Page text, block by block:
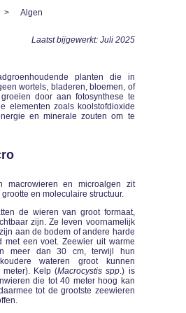
Algen
Laatst bijgewerkt: Juli 2025
planten die in
wortels, bladeren, bloemen, of
door aan fotosynthese te
elementen zoals koolstofdioxide
en minerale zouten om te
macrowieren en microalgen zit
en moleculaire structuur.
de wieren van groot formaat,
zijn. Ze leven voornamelijk
aan de bodem of andere harde
met een voet. Zeewier uit warme
meer dan 30 cm, terwijl hun
wateren groot kunnen
Kelp (Macrocystis spp.) is
die tot 40 meter hoog kan
tot de grootste zeewieren